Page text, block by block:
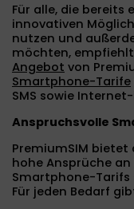
Für alle, die bereits
innovativen
nutzen und
möchten,
Angebot von
Smartphone-Tarife
SMS sowie
Anspruchsvolle
PremiumSIM bietet
hohe Ansprüche
Smartphone-Tarifs
Für jeden Bedarf